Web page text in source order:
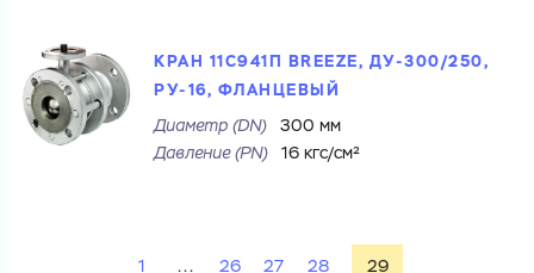
КРАН 11С941П BREEZE, ДУ-300/250,
РУ-16, ФЛАНЦЕВЫЙ
Диаметр (DN)
300 мм
Давление (РN)
16 кгс/см²
1 ... 26 27 28 29